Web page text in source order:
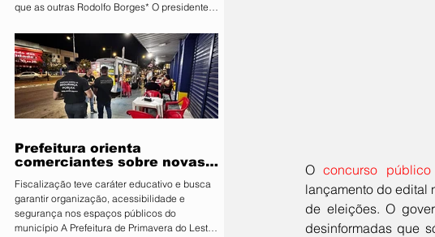
que as outras Rodolfo Borges* O presidente
direita na foto), esteve na casa do ministro e
próximo presidente do Supremo Tribunal
Federal (STF) Alexandre de Moraes (à
esquerda na foto) na noite de terça-feira, 4.
Questionado sobre o que foi discutido no
encontro, que também contou com a
Prefeitura orienta
comerciantes sobre novas
trucks
Fiscalização teve caráter educativo e busca
garantir organização, acessibilidade e
segurança nos espaços públicos do
município A Prefeitura de Primavera do Leste,
O concurso
lançamento do edital
de eleições. O
desinformadas que